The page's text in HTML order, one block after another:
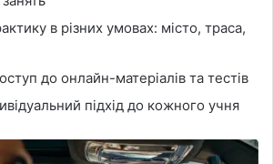
в різних умовах: місто, траса,
до онлайн-матеріалів та тестів
підхід до кожного учня